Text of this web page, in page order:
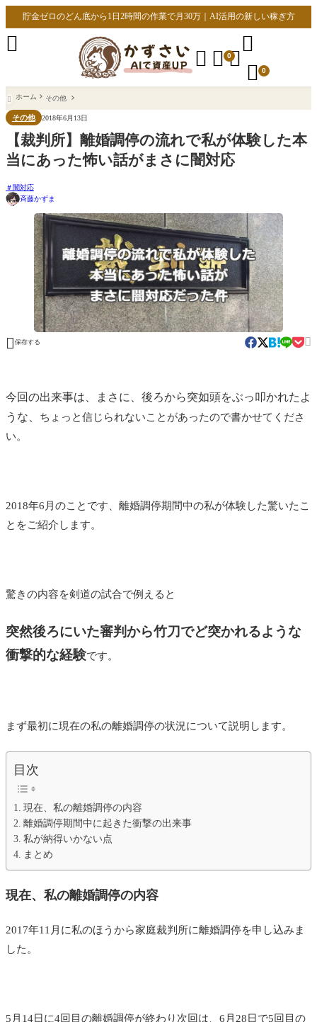
貯金ゼロのどん底から1日2時間の作業で月30万｜AI活用の新しい稼ぎ方
  0

 0

 ホーム その他
その他 2018年6月13日
【裁判所】離婚調停の流れで私が体験した本
当にあった怖い話がまさに闇対応
闇対応
斉藤かずま
 保存する 
今回の出来事は、まさに、後ろから突如頭をぶっ叩かれたよ
うな、 ちょっと信じられないことがあったので書かせてくださ
い。
2018年6月のことです、離婚調停期間中の私が体験した驚いたこ
とをご紹介します。
驚きの内容を剣道の試合で例えると
突然後ろにいた審判から竹刀でど突かれるような
衝撃的な経験です。
まず最初に現在の私の離婚調停の状況について説明します。
目次
現在、私の離婚調停の内容
離婚調停期間中に起きた衝撃の出来事
私が納得いかない点
まとめ
現在、私の離婚調停の内容
2017年11月に私のほうから家庭裁判所に離婚調停を申し込みま
した。
5月14日に4回目の離婚調停が終わり次回は、6月28日で5回目の